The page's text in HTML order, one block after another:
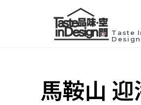
Taste
Design
馬鞍山 迎